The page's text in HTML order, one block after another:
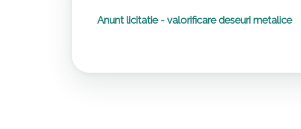
Anunt licitatie - valorificare deseuri metalice